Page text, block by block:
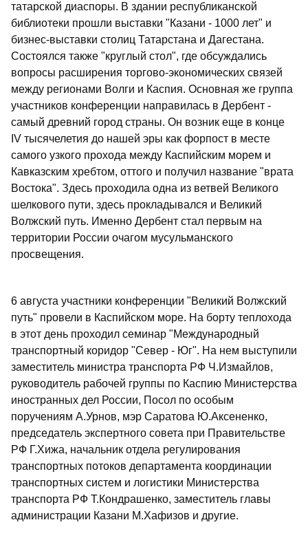
татарской диаспоры. В здании республиканской
библиотеки прошли выставки "Казани - 1000 лет" и
бизнес-выставки столиц Татарстана и Дагестана.
Состоялся также "круглый стол", где обсуждались
вопросы расширения торгово-экономических связей
между регионами Волги и Каспия. Основная же группа
участников конференции направилась в Дербент -
самый древний город страны. Он возник еще в конце
IV тысячелетия до нашей эры как форпост в месте
самого узкого прохода между Каспийским морем и
Кавказским хребтом, оттого и получил название "врата
Востока". Здесь проходила одна из ветвей Великого
шелкового пути, здесь прокладывался и Великий
Волжский путь. Именно Дербент стал первым на
территории России очагом мусульманского
просвещения.
6 августа участники конференции "Великий Волжский
путь" провели в Каспийском море. На борту теплохода
в этот день проходил семинар "Международный
транспортный коридор "Север - Юг". На нем выступили
заместитель министра транспорта РФ Ч.Измайлов,
руководитель рабочей группы по Каспию Министерства
иностранных дел России, Посол по особым
поручениям А.Урнов, мэр Саратова Ю.Аксененко,
председатель экспертного совета при Правительстве
РФ Г.Хижа, начальник отдела регулирования
транспортных потоков департамента координации
транспортных систем и логистики Министерства
транспорта РФ Т.Кондрашенко, заместитель главы
администрации Казани М.Хафизов и другие.